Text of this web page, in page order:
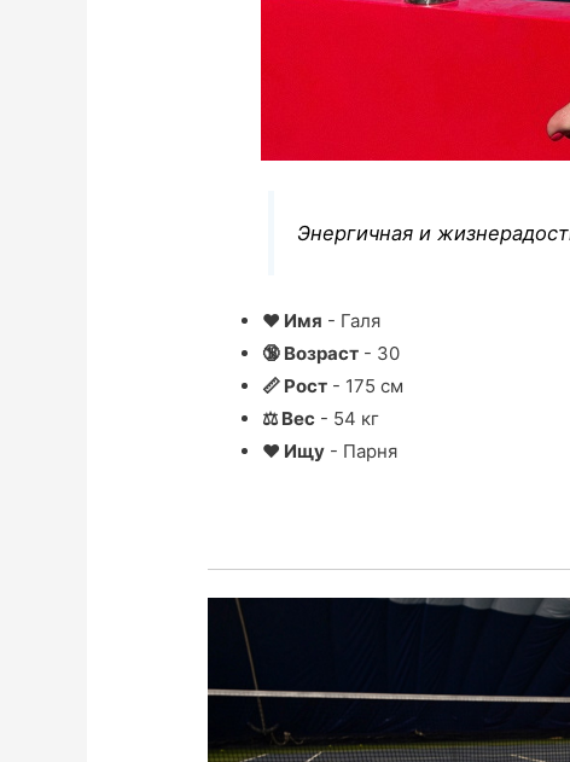
Энергичная и
❤ Имя - Галя
🔞 Возраст - 30
📏 Рост - 175 см
⚖ Вес - 54 кг
❤ Ищу - Парня